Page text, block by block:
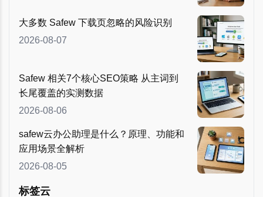
大多数 Safew 下载页忽略的风险识别
2026-08-07
Safew 相关7个核心SEO策略 从主词到
长尾覆盖的实测数据
2026-08-06
safew云办公助理是什么？原理、功能和
应用场景全解析
2026-08-05
标签云